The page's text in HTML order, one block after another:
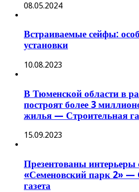
08.05.2024
Встраиваемые сейфы:
установки
10.08.2023
В Тюменской области в
построят более 3
жилья — Строительная
15.09.2023
Презентованы
«Семеновский парк 2» —
газета